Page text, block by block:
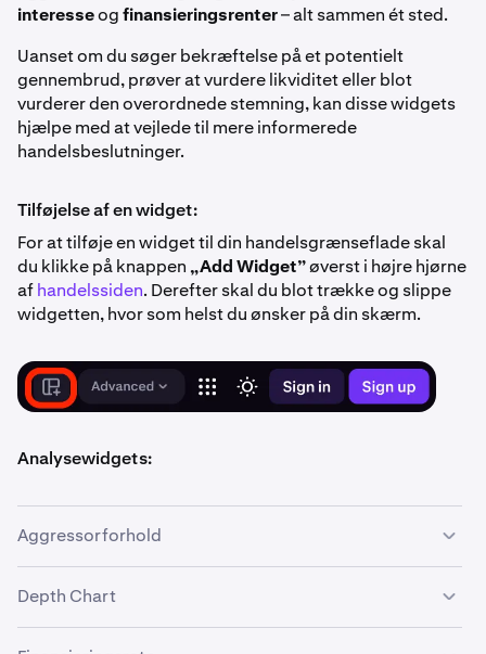
interesseogfinansieringsrenter– alt sammen ét sted.
Uanset om du søger bekræftelse på et potentielt
gennembrud, prøver at vurdere likviditet eller blot
vurderer den overordnede stemning, kan disse widgets
hjælpe med at vejlede til mere informerede
handelsbeslutninger.
Tilføjelse af en widget:
For at tilføje en widget til din handelsgrænseflade skal
du klikke på knappen„Add Widget”øverst i højre hjørne
afhandelssiden. Derefter skal du blot trække og slippe
widgetten, hvor som helst du ønsker på din skærm.
Analysewidgets:
Aggressorforhold
Hvad det er:
Aggressorforhold
Depth Chart